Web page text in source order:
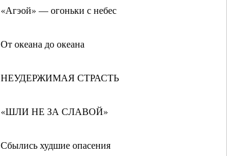
«Агэой» — огоньки с небес
От океана до океана
НЕУДЕРЖИМАЯ СТРАСТЬ
«ШЛИ НЕ ЗА СЛАВОЙ»
Сбылись худшие опасения